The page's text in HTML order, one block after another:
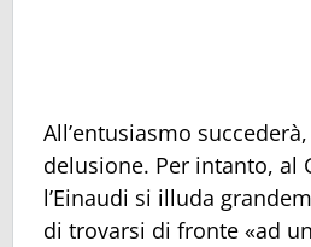
All’entusiasmo
delusione. Per intanto, al
l’Einaudi si illuda
di trovarsi di fronte «ad